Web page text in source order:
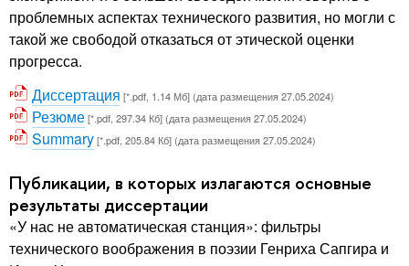
проблемных аспектах технического развития, но могли с
такой же свободой отказаться от этической оценки
прогресса.
Диссертация [*.pdf, 1.14 Мб] (дата размещения 27.05.2024)
Резюме[*.pdf, 297.34 Кб] (дата размещения 27.05.2024)
Summary[*.pdf, 205.84 Кб] (дата размещения 27.05.2024)
Публикации, в которых излагаются основные
результаты диссертации
«У нас не автоматическая станция»: фильтры
технического воображения в поэзии Генриха Сапгира и